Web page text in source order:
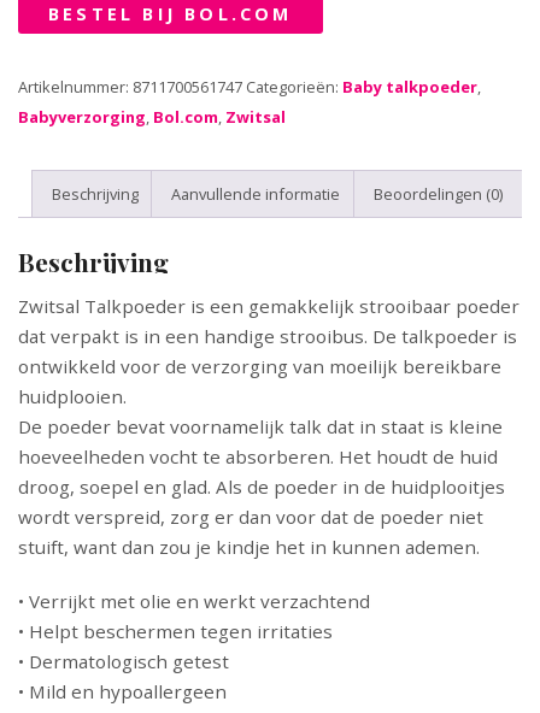
BESTEL BIJ BOL.COM
Artikelnummer: 8711700561747 Categorieën: Baby talkpoeder,
Babyverzorging, Bol.com, Zwitsal
Beschrijving Aanvullende informatie Beoordelingen (0)
Beschrijving
Zwitsal Talkpoeder is een gemakkelijk strooibaar poeder
dat verpakt is in een handige strooibus. De talkpoeder is
ontwikkeld voor de verzorging van moeilijk bereikbare
huidplooien.
De poeder bevat voornamelijk talk dat in staat is kleine
hoeveelheden vocht te absorberen. Het houdt de huid
droog, soepel en glad. Als de poeder in de huidplooitjes
wordt verspreid, zorg er dan voor dat de poeder niet
stuift, want dan zou je kindje het in kunnen ademen.
• Verrijkt met olie en werkt verzachtend
• Helpt beschermen tegen irritaties
• Dermatologisch getest
• Mild en hypoallergeen